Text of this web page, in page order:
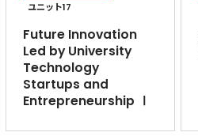
ユニット17
Future Innovation
Led by University
Technology
Startups and
Entrepreneurship Ⅰ